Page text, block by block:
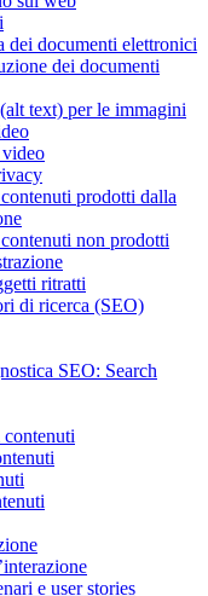
dei documenti elettronici
dei documenti
text) per le immagini
prodotti dalla
non prodotti
ritratti
di ricerca (SEO)
SEO: Search
e user stories